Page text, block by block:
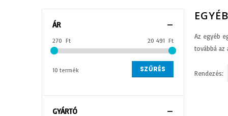
Az egyéb
továbbá az
Rendezés
ÁR
270 Ft 20 491 Ft
10 termék SZŰRÉS
GYÁRTÓ